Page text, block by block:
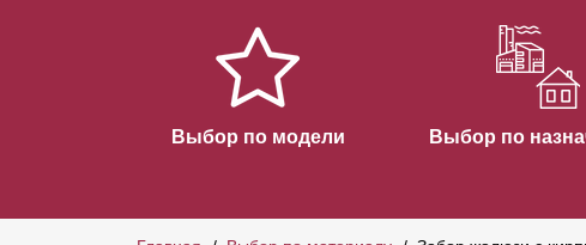
Выбор по модели Выбор по